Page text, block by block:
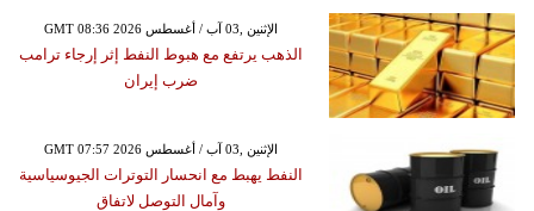
GMT 08:36 2026 الإثنين ,03 آب / أغسطس
الذهب يرتفع مع هبوط النفط إثر إرجاء ترامب
ضرب إيران
GMT 07:57 2026 الإثنين ,03 آب / أغسطس
النفط يهبط مع انحسار التوترات الجيوسياسية
وآمال التوصل لاتفاق